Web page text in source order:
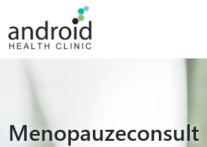
Menopauzeconsult